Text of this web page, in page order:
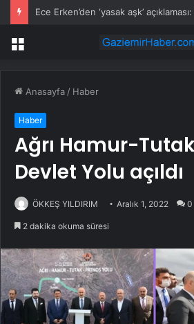
Menü
Anasayfa / Haber
Haber
Ağrı Hamur-
Devlet Yolu açıldı
ÖKKEŞ YILDIRIM Aralık 1, 2022 0
2 dakika okuma süresi